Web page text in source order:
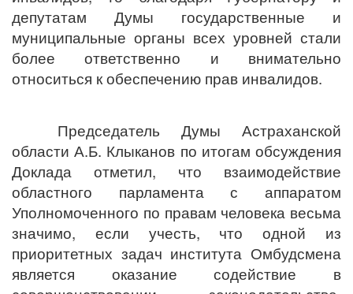
депутатам Думы государственные и
муниципальные органы всех уровней стали
более ответственно и внимательно
относиться к обеспечению прав инвалидов.
Председатель Думы Астраханской
области А.Б. Клыканов по итогам обсуждения
Доклада отметил, что взаимодействие
областного парламента с аппаратом
Уполномоченного по правам человека весьма
значимо, если учесть, что одной из
приоритетных задач института Омбудсмена
является оказание содействие в